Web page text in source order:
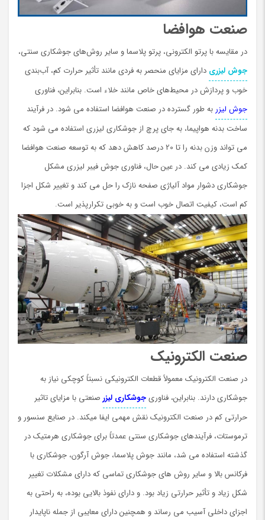
صنعت هوافضا
در مقایسه با پرتو الکترونی، پرتو پلاسما و سایر روش‌های جوشکاری سنتی،
جوش لیزری دارای مزایای منحصر به فردی مانند تأثیر حرارت کم، آب‌بندی
خوب و پردازش در محیط‌های خاص مانند خلاء است. بنابراین، فناوری
جوش لیزر به طور گسترده در صنعت هوافضا استفاده می شود. در فرآیند
ساخت بدنه هواپیما، به جای پرچ از جوشکاری لیزری استفاده می شود که
می تواند وزن بدنه را تا 20 درصد کاهش دهد که به توسعه صنعت هوافضا
کمک زیادی می کند. در عین حال، فناوری جوش فیبر لیزری مشکل
جوشکاری دشوار مواد آلیاژی صفحه نازک را حل می کند و تغییر شکل اجزا
کم است، کیفیت اتصال خوب است و به خوبي تکرارپذیر است.
صنعت الکترونیک
در صنعت الکترونیک معمولاً قطعات الکترونیکی نسبتاً کوچکی نیاز به
جوشکاری دارند. بنابراین، فناوریجوشکاری لیزر صنعتی با مزایای تاثیر
حرارتی کم در صنعت الکترونیک نقش مهمي ايفا ميكند. در صنایع سنسور و
ترموستات، فرآیندهای جوشکاری سنتی عمدتاً برای جوشکاری هرمتیک در
گذشته استفاده می شد، مانند جوش پلاسما، جوش آرگون، جوشکاری با
فرکانس بالا و سایر روش های جوشکاری تماسی که دارای مشکلات تغییر
شکل زیاد و تأثیر حرارتی زیاد بود. و دارای نفوذ بالایی بوده، به راحتی به
اجزای داخلی آسیب می رساند و همچنین دارای معایبی از جمله ناپایدار